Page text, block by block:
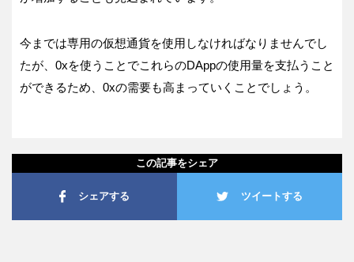
今までは専用の仮想通貨を使用しなければなりませんでし
たが、0xを使うことでこれらのDAppの使用量を支払うこと
ができるため、0xの需要も高まっていくことでしょう。
この記事をシェア
シェアする ツイートする